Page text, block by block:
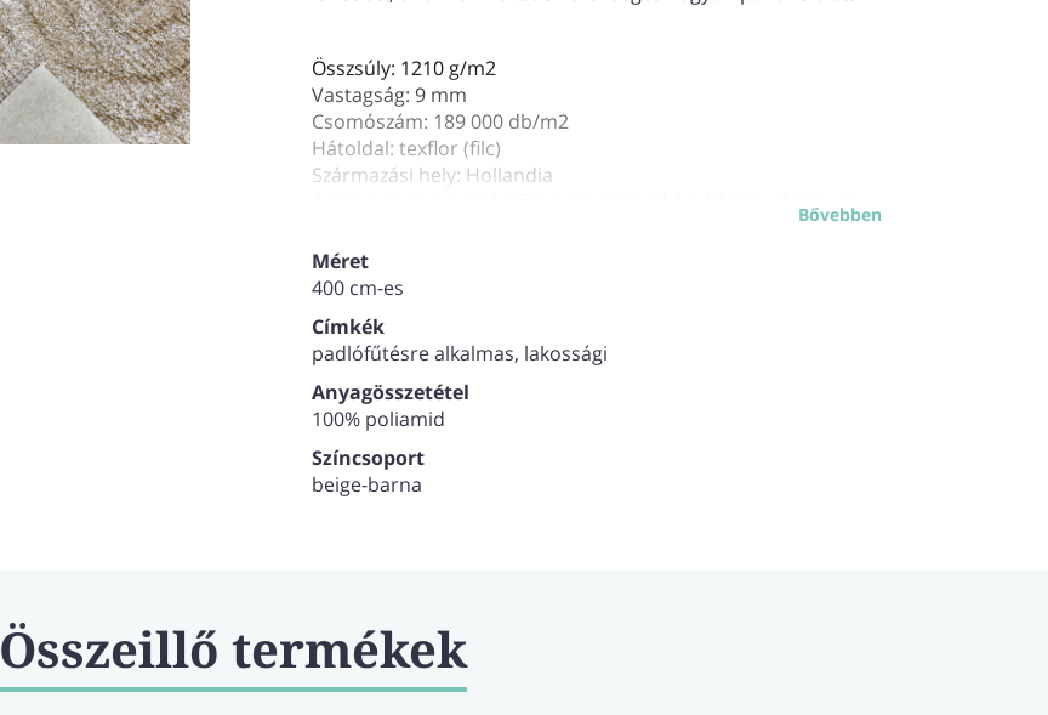
Összsúly: 1210 g/m2
Vastagság: 9 mm
Csomószám: 189 000 db/m2
Hátoldal: texflor (filc)
Származási hely: Hollandia
Amennyiben a padlószőnyeget szegve kéri, kérjük, abban az
esetben, ne felejtse kosárba helyezni a lent található Szőnyeg
szegés elnevezésű szolgáltatásunkat is!
Bővebben
Méret
400 cm-es
Címkék
padlófűtésre alkalmas, lakossági
Anyagösszetétel
100% poliamid
Színcsoport
beige-barna
Összeillő termékek